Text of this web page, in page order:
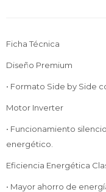
Ficha Técnica
Diseño Premium
• Formato Side by Side
Motor Inverter
• Funcionamiento
energético.
Eficiencia Energética
• Mayor ahorro de